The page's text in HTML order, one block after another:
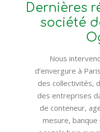
Dernières
société
Nous
d’envergure à
des collectivités,
des entreprises
de conteneur,
mesure, banque